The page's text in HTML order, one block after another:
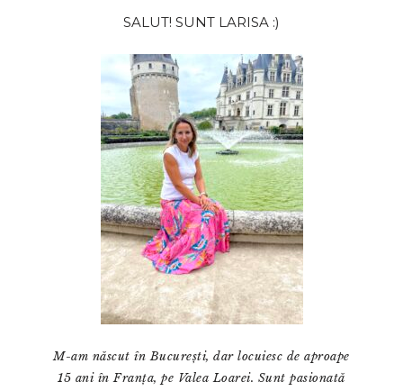
principală
SALUT! SUNT LARISA :)
M-am născut în București, dar locuiesc de aproape
15 ani în Franța, pe Valea Loarei. Sunt pasionată